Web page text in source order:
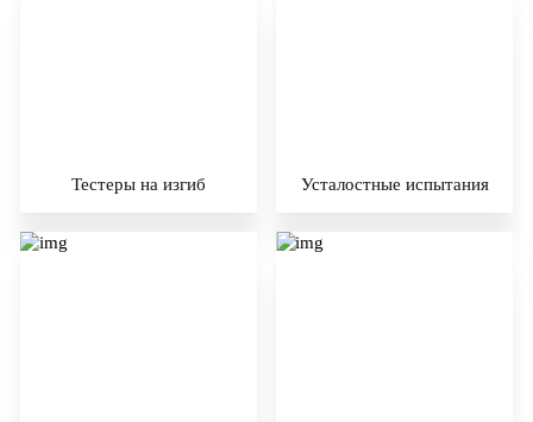
Тестеры на изгиб Усталостные испытания